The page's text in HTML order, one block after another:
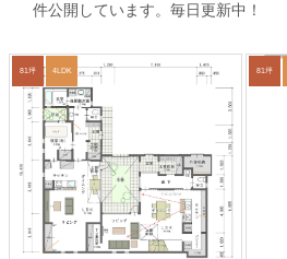
件公開しています。毎日更新中！
81坪 4LDK 81坪